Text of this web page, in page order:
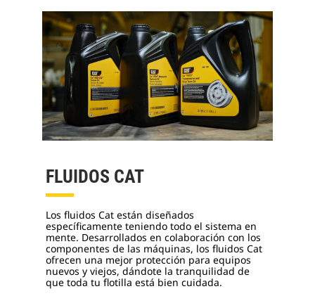
FLUIDOS CAT
Los fluidos Cat están diseñados
específicamente teniendo todo el sistema en
mente. Desarrollados en colaboración con los
componentes de las máquinas, los fluidos Cat
ofrecen una mejor protección para equipos
nuevos y viejos, dándote la tranquilidad de
que toda tu flotilla está bien cuidada.